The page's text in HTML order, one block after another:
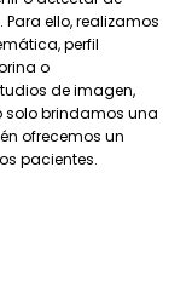
ello, realizamos
perfil
o
de imagen,
solo brindamos una
ofrecemos un
pacientes.